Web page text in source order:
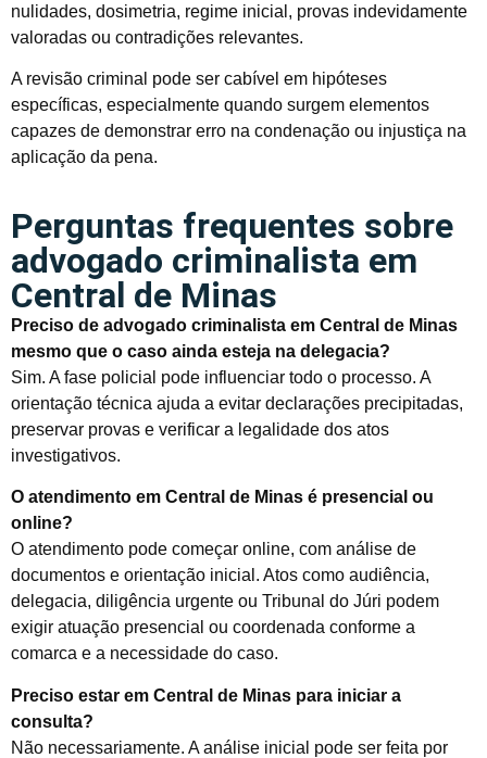
nulidades, dosimetria, regime inicial, provas indevidamente
valoradas ou contradições relevantes.
A revisão criminal pode ser cabível em hipóteses
específicas, especialmente quando surgem elementos
capazes de demonstrar erro na condenação ou injustiça na
aplicação da pena.
Perguntas frequentes sobre
advogado criminalista em
Central de Minas
Preciso de advogado criminalista em Central de Minas
mesmo que o caso ainda esteja na delegacia?
Sim. A fase policial pode influenciar todo o processo. A
orientação técnica ajuda a evitar declarações precipitadas,
preservar provas e verificar a legalidade dos atos
investigativos.
O atendimento em Central de Minas é presencial ou
online?
O atendimento pode começar online, com análise de
documentos e orientação inicial. Atos como audiência,
delegacia, diligência urgente ou Tribunal do Júri podem
exigir atuação presencial ou coordenada conforme a
comarca e a necessidade do caso.
Preciso estar em Central de Minas para iniciar a
consulta?
Não necessariamente. A análise inicial pode ser feita por